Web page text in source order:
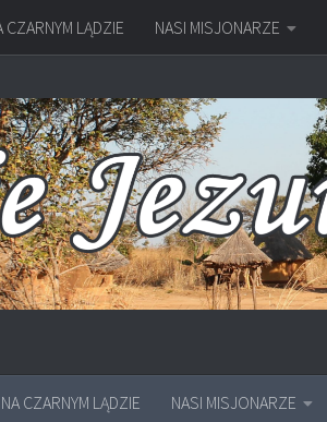
CZARNYM LĄDZIE NASI MISJONARZE
NA CZARNYM LĄDZIE NASI MISJONARZE